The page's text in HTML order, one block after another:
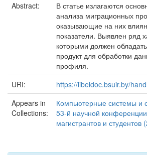
Abstract:
В статье излагаются
анализа миграционных
оказывающие на них
показатели. Выявлен ряд
которыми должен
продукт для обработки
профиля.
URI:
https://libeldoc.bsuir.by/
Appears in
Collections:
Компьютерные системы и
53-й научной
магистрантов и студентов